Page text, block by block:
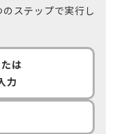
のステップで実行し
たは
力